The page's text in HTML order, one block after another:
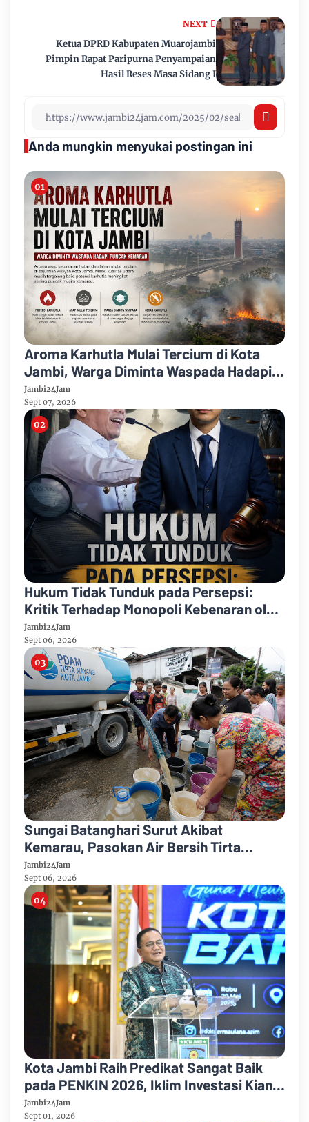
NEXT
Ketua DPRD Kabupaten Muarojambi
Pimpin Rapat Paripurna Penyampaian
Hasil Reses Masa Sidang I
Anda mungkin menyukai postingan ini
Aroma Karhutla Mulai Tercium di Kota
Jambi, Warga Diminta Waspada Hadapi
Puncak Kemarau
Jambi24Jam
Sept 07, 2026
Hukum Tidak Tunduk pada Persepsi:
Kritik Terhadap Monopoli Kebenaran oleh
Media dan Aktivis
Jambi24Jam
Sept 06, 2026
Sungai Batanghari Surut Akibat
Kemarau, Pasokan Air Bersih Tirta
Mayang Jambi Keruh
Jambi24Jam
Sept 06, 2026
Kota Jambi Raih Predikat Sangat Baik
pada PENKIN 2026, Iklim Investasi Kian
Kondusif dan Ekonomi Terus Tumbuh
Jambi24Jam
Sept 01, 2026